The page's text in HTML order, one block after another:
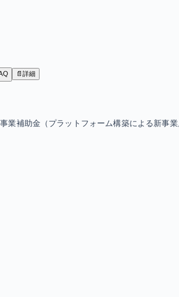
📄 詳細
業補助金（プラットフォーム構築による新事業